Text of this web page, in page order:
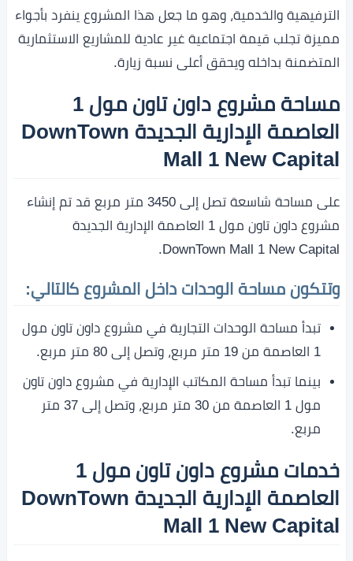
الترفيهية والخدمية، وهو ما جعل هذا المشروع ينفرد بأجواء
مميزة تجلب قيمة اجتماعية غير عادية للمشاريع الاستثمارية
المتضمنة بداخله ويحقق أعلى نسبة زيارة.
مساحة مشروع داون تاون مول 1
العاصمة الإدارية الجديدة DownTown
Mall 1 New Capital
على مساحة شاسعة تصل إلى 3450 متر مربع قد تم إنشاء
مشروع داون تاون مول 1 العاصمة الإدارية الجديدة
DownTown Mall 1 New Capital.
وتتكون مساحة الوحدات داخل المشروع كالتالي:
تبدأ مساحة الوحدات التجارية في مشروع داون تاون مول
1 العاصمة من 19 متر مربع، وتصل إلى 80 متر مربع.
بينما تبدأ مساحة المكاتب الإدارية في مشروع داون تاون
مول 1 العاصمة من 30 متر مربع، وتصل إلى 37 متر
مربع.
خدمات مشروع داون تاون مول 1
العاصمة الإدارية الجديدة DownTown
Mall 1 New Capital